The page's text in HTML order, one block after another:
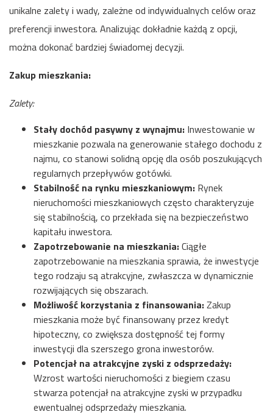
unikalne zalety i wady, zależne od indywidualnych celów oraz
preferencji inwestora. Analizując dokładnie każdą z opcji,
można dokonać bardziej świadomej decyzji.
Zakup mieszkania:
Zalety:
Stały dochód pasywny z wynajmu: Inwestowanie w
mieszkanie pozwala na generowanie stałego dochodu z
najmu, co stanowi solidną opcję dla osób poszukujących
regularnych przepływów gotówki.
Stabilność na rynku mieszkaniowym: Rynek
nieruchomości mieszkaniowych często charakteryzuje
się stabilnością, co przekłada się na bezpieczeństwo
kapitału inwestora.
Zapotrzebowanie na mieszkania:Ciągłe
zapotrzebowanie na mieszkania sprawia, że inwestycje
tego rodzaju są atrakcyjne, zwłaszcza w dynamicznie
rozwijających się obszarach.
Możliwość korzystania z finansowania:Zakup
mieszkania może być finansowany przez kredyt
hipoteczny, co zwiększa dostępność tej formy
inwestycji dla szerszego grona inwestorów.
Potencjał na atrakcyjne zyski z odsprzedaży:
Wzrost wartości nieruchomości z biegiem czasu
stwarza potencjał na atrakcyjne zyski w przypadku
ewentualnej odsprzedaży mieszkania.